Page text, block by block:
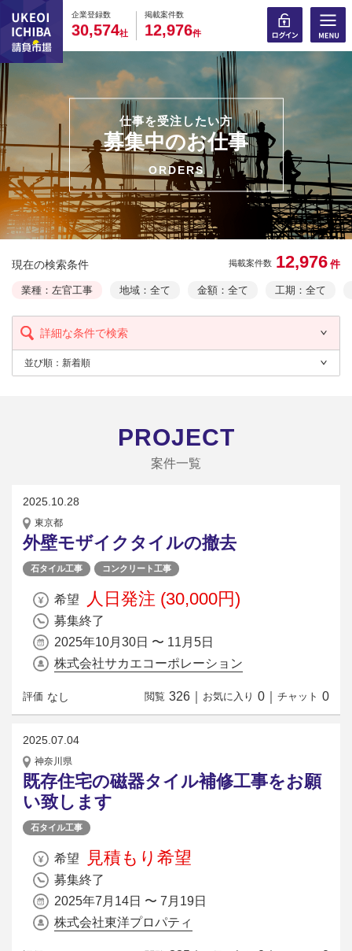
企業登録数
0
3
0
0,
0
5
0
74社
掲載案件数
0
1
0
2,
0
9
0
76件
仕事を受注したい方
募集中のお仕事
ORDERS
現在の検索条件 掲載案件数 12,976 件
業種：左官工事 地域：全て 金額：全て 工期：全て
詳細な条件で検索
並び順： 新着順
PROJECT
案件一覧
2025.10.28
東京都
外壁モザイクタイルの撤去
石タイル工事 コンクリート工事
希望 人日発注 (30,000円)
募集終了
2025年10月30日 〜 11月5日
株式会社サカエコーポレーション
評価 なし 閲覧 326 お気に入り 0 チャット 0
2025.07.04
神奈川県
既存住宅の磁器タイル補修工事をお願
い致します
石タイル工事
希望 見積もり希望
募集終了
2025年7月14日 〜 7月19日
株式会社東洋プロパティ